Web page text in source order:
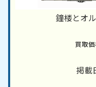
鐘楼とオ
掲載